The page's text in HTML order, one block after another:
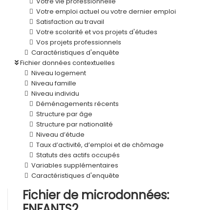
Votre emploi actuel ou votre dernier emploi
Satisfaction au travail
Votre scolarité et vos projets d'études
Vos projets professionnels
Caractéristiques d'enquête
Fichier données contextuelles
Niveau logement
Niveau famille
Niveau individu
Déménagements récents
Structure par âge
Structure par nationalité
Niveau d’étude
Taux d’activité, d’emploi et de chômage
Statuts des actifs occupés
Variables supplémentaires
Caractéristiques d'enquête
Fichier de microdonnées: